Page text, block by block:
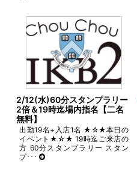
2/12(水)60分スタンプラリー
2倍＆19時迄場内指名【二名
無料】
出勤19名+入店1名 ★☆★本日の
イベント★☆★ 19時迄ご来店の
方 60分スタンプラリー スタン
プ･･･